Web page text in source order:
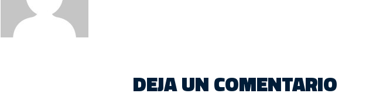
DEJA UN COMENTARIO